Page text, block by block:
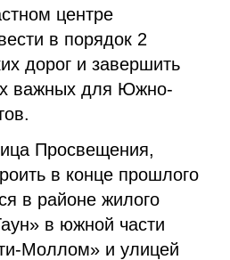
центре
в порядок 2
дорог и завершить
важных для Южно-
Просвещения,
в конце прошлого
в районе жилого
в южной части
Моллом» и улицей